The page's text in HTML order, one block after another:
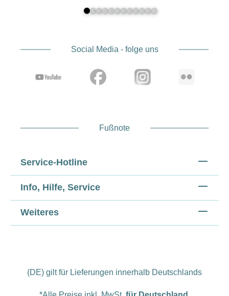
Social Media - folge uns
Fußnote
Service-Hotline
Info, Hilfe, Service
Weiteres
(DE) gilt für Lieferungen innerhalb Deutschlands